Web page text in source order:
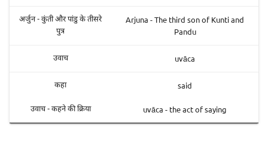
अर्जुन - कुंती और पांडु के तीसरे
पुत्र
Arjuna - The third son of Kunti and
Pandu
उवाच uvāca
कहा
उवाच - कहने की क्रिया
said
uvāca - the act of saying